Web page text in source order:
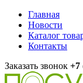
Главная
Новости
Каталог
Контакты
Заказать звонок +7